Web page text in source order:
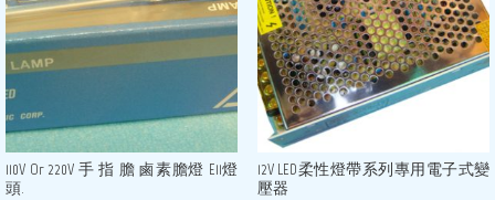
110V Or 220V 手 指 膽 鹵素膽燈 E11燈
頭.
12V LED柔性燈帶系列專用電子式變
壓器